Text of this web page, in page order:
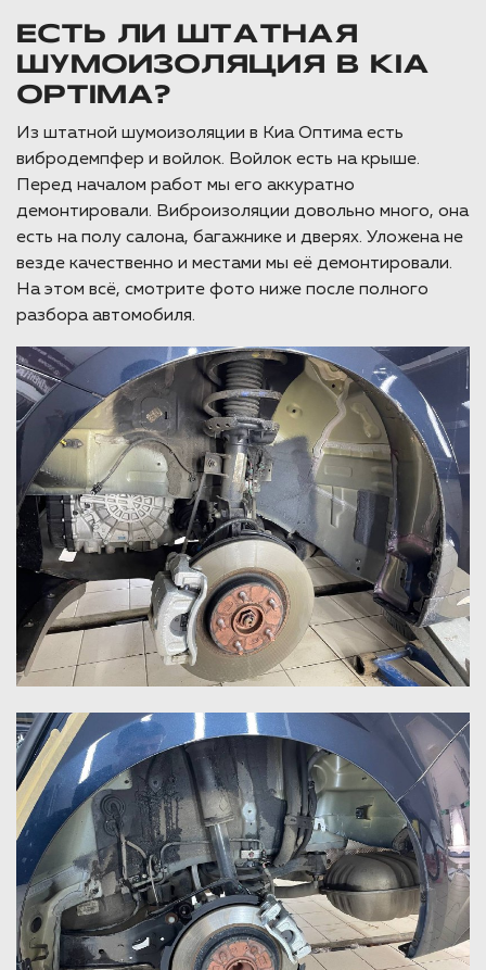
ЕСТЬ ЛИ ШТАТНАЯ
ШУМОИЗОЛЯЦИЯ В KIA
OPTIMA?
Из штатной шумоизоляции в Киа Оптима есть
вибродемпфер и войлок. Войлок есть на крыше.
Перед началом работ мы его аккуратно
демонтировали. Виброизоляции довольно много, она
есть на полу салона, багажнике и дверях. Уложена не
везде качественно и местами мы её демонтировали.
На этом всё, смотрите фото ниже после полного
разбора автомобиля.